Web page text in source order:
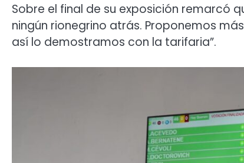
Sobre el final de su exposición remarcó
ningún rionegrino atrás. Proponemos
así lo demostramos con la tarifaria”.